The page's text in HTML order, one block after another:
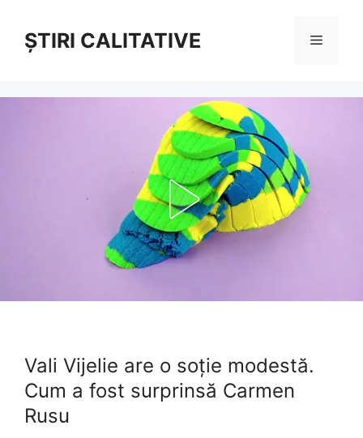
conținutȘTIRI CALITATIVE Meniu
Vali Vijelie are o soție modestă.
Cum a fost surprinsă Carmen
Rusu